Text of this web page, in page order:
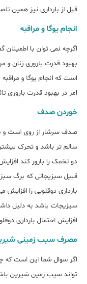
قبل از بارداری نیز همین
انجام یوگا و مراقبه
اگرچه نمی توان با
بهبود قدرت باروری زنان و
است که انجام یوگا و
امر در بهبود قدرت باروری
خوردن صدف
صدف سرشار از روی است و
سالم تر باشد و تحرک
دو تخمک را بارور کند
قبیل سبزیجاتی که برگ سبز
بارداری دوقلویی را
سیزیجات باشد به دلیل
افزایش احتمال بارداری
مصرف سیب زمینی
اگر سوال شما این است که
تواند سیب زمین شیرین